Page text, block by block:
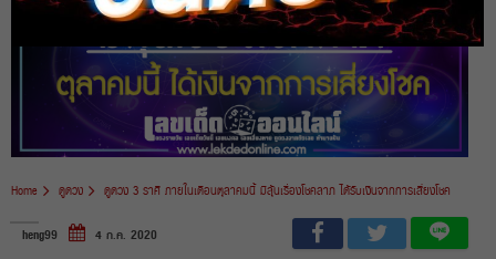
Home ดูดวง ดูดวง 3 ราศี ภายในเดือนตุลาคมนี้ มีลุ้นเรื่องโชคลาภ ได้รับเงินจากการเสี่ยงโชค
heng99 4 ก.ค. 2020